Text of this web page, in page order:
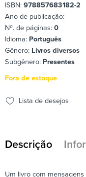
ISBN: 978857683182-2
Ano de publicação:
Nº. de páginas: 0
Idioma: Português
Gênero: Livros diversos
Subgênero: Presentes
Fora de estoque
Lista de desejos
Descrição
Um livro com